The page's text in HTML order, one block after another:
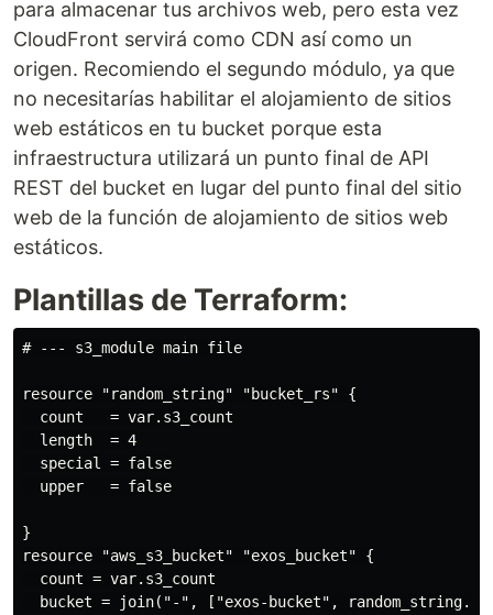
para almacenar tus archivos web, pero esta vez
CloudFront servirá como CDN así como un
origen. Recomiendo el segundo módulo, ya que
no necesitarías habilitar el alojamiento de sitios
web estáticos en tu bucket porque esta
infraestructura utilizará un punto final de API
REST del bucket en lugar del punto final del sitio
web de la función de alojamiento de sitios web
estáticos.
Plantillas de Terraform:
# --- s3_module main file
resource "random_string" "bucket_rs" {
  count   = var.s3_count
  length  = 4
  special = false
  upper   = false
}
resource "aws_s3_bucket" "exos_bucket" {
  count = var.s3_count
bucket = join("-", ["exos-bucket",